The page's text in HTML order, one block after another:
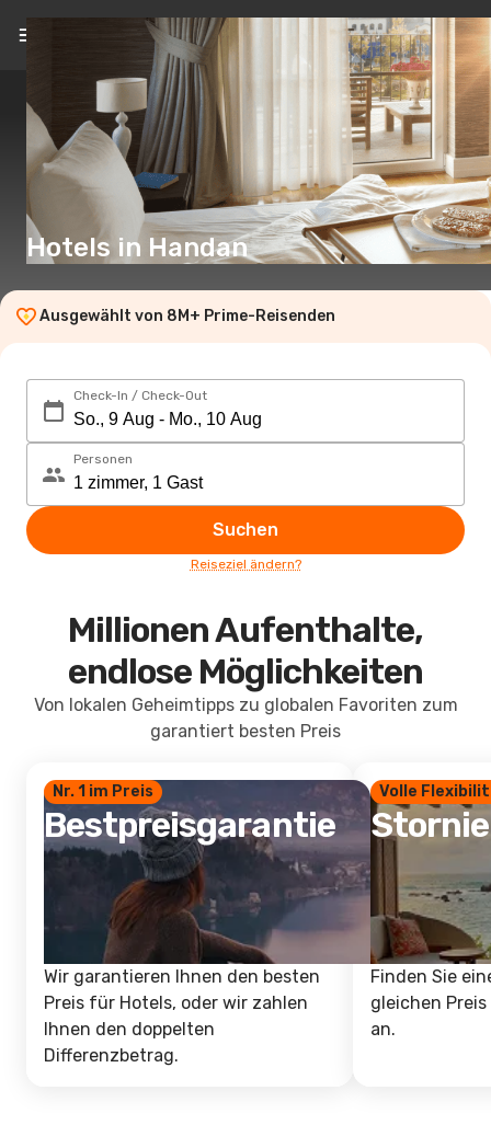
DE(€)
Hotels in Handan
Ausgewählt von 8M+ Prime-Reisenden
Check-In / Check-Out
Personen
Suchen
Reiseziel ändern?
Millionen Aufenthalte,
endlose Möglichkeiten
Von lokalen Geheimtipps zu globalen Favoriten zum
garantiert besten Preis
Nr. 1 im Preis
Bestpreisgarantie
Wir garantieren Ihnen den besten
Preis für Hotels, oder wir zahlen
Ihnen den doppelten
Differenzbetrag.
Volle
Finden Sie
gleichen
an.